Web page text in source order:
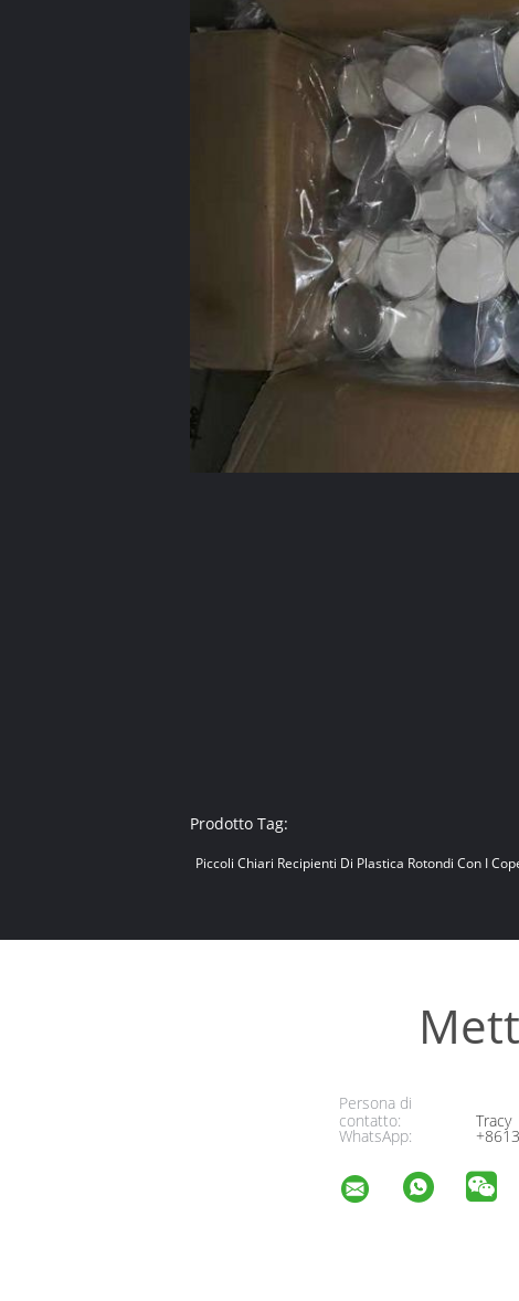
Prodotto Tag:
Piccoli Chiari Recipienti Di Plastica Rotondi Con I
Persona di
contatto:
Tracy
WhatsApp: